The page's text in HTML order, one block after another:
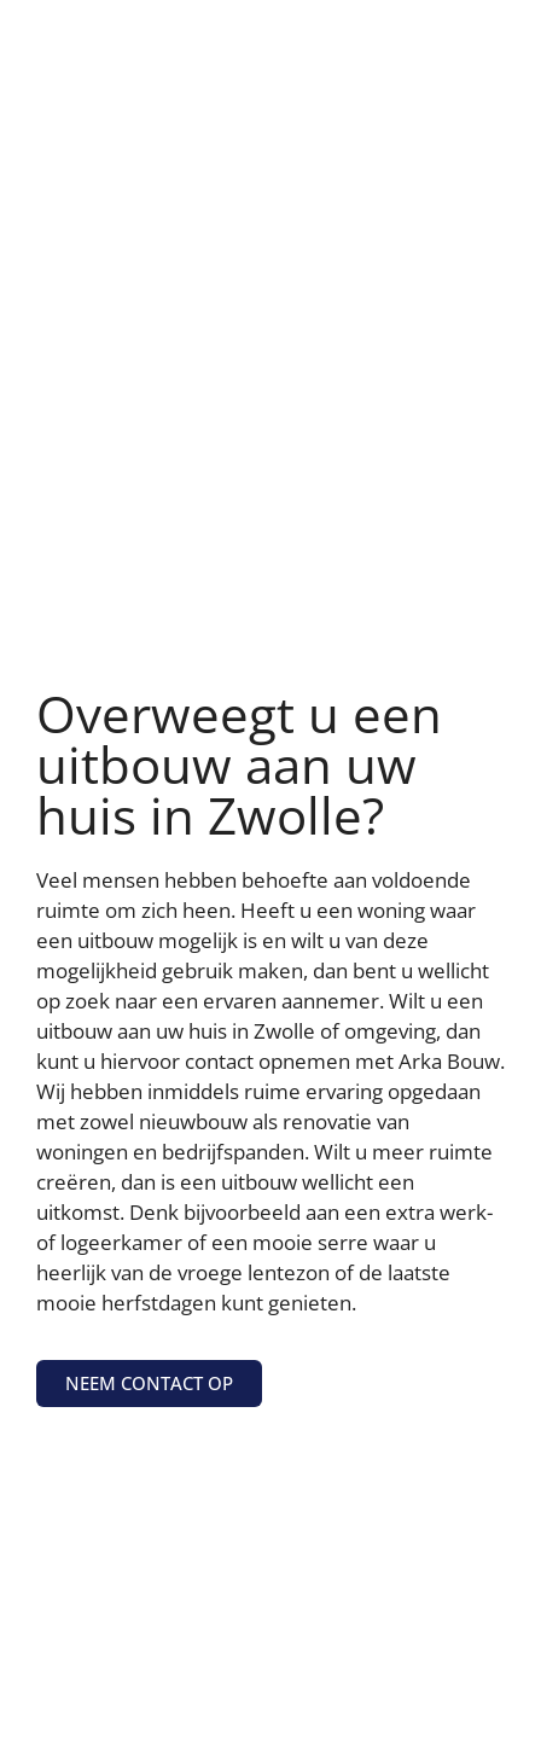
Overweegt u een
uitbouw aan uw
huis in Zwolle?
Veel mensen hebben behoefte aan voldoende
ruimte om zich heen. Heeft u een woning waar
een uitbouw mogelijk is en wilt u van deze
mogelijkheid gebruik maken, dan bent u wellicht
op zoek naar een ervaren aannemer. Wilt u een
uitbouw aan uw huis in Zwolle of omgeving, dan
kunt u hiervoor contact opnemen met Arka Bouw.
Wij hebben inmiddels ruime ervaring opgedaan
met zowel nieuwbouw als renovatie van
woningen en bedrijfspanden. Wilt u meer ruimte
creëren, dan is een uitbouw wellicht een
uitkomst. Denk bijvoorbeeld aan een extra werk-
of logeerkamer of een mooie serre waar u
heerlijk van de vroege lentezon of de laatste
mooie herfstdagen kunt genieten.
NEEM CONTACT OP
informatie over uw gebruik van onze site met onze
partners voor social media, adverteren en analyse. Deze
partners kunnen deze gegevens combineren met andere
informatie die u aan ze heeft verstrekt of die ze hebben
verzameld op basis van uw gebruik van hun services
AFWIJZEN AANPASSEN
ACCEPTEER ALLES
Contact opnemen